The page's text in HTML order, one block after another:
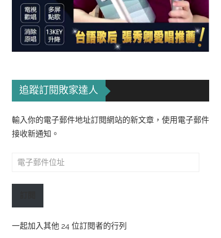
追蹤訂閱敗家達人
輸入你的電子郵件地址訂閱網站的新文章，使用電子郵件
接收新通知。
電
郵
址
一起加入其他 24 位訂閱者的行列